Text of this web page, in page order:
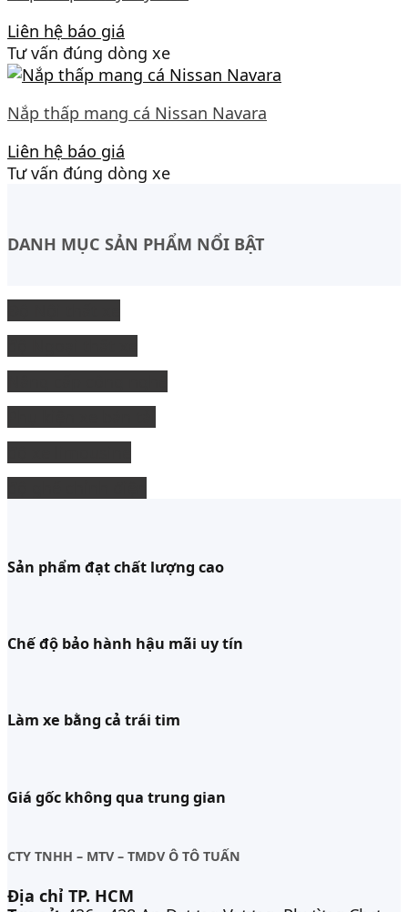
Liên hệ báo giá
Tư vấn đúng dòng xe
Nắp thấp mang cá Nissan Navara
Liên hệ báo giá
Tư vấn đúng dòng xe
DANH MỤC SẢN PHẨM NỔI BẬT
Sản phẩm đạt chất lượng cao
Chế độ bảo hành hậu mãi uy tín
Làm xe bằng cả trái tim
Giá gốc không qua trung gian
CTY TNHH – MTV – TMDV Ô TÔ TUẤN
Địa chỉ TP. HCM